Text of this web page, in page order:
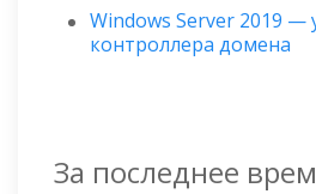
Windows Server 2019 —
контроллера домена
За последнее